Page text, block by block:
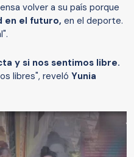
volver a su país porque
en el futuro, en el deporte.
y si nos sentimos libre.
libres", reveló Yunia